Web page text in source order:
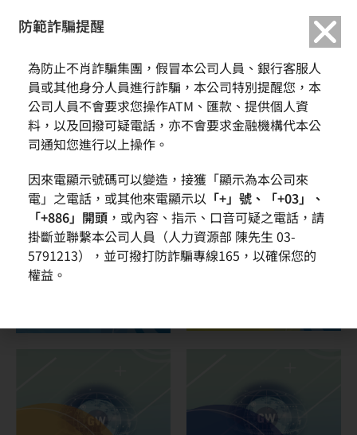
公司簡介
防範詐騙提醒
為防止不肖詐騙集團，假冒本公司人員、銀行客服人
員或其他身分人員進行詐騙，本公司特別提醒您，本
公司人員不會要求您操作ATM、匯款、提供個人資
料，以及回撥可疑電話，亦不會要求金融機構代本公
司通知您進行以上操作。
因來電顯示號碼可以變造，接獲「顯示為本公司來
電」之電話，或其他來電顯示以 「+」號、「+03」、
「+886」開頭 ，或內容、指示、口音可疑之電話，請
掛斷並聯繫本公司人員（人力資源部 陳先生 03-
5791213），並可撥打防詐騙專線165，以確保您的
權益。